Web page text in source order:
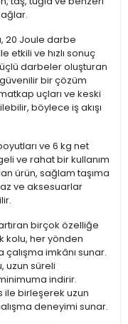
20 Joule darbe
etkili ve hızlı sonuç
darbeler oluşturan
bir çözüm
uçları ve keski
böylece iş akışı
ve 6 kg net
ve rahat bir kullanım
ürün, sağlam taşıma
ve aksesuarlar
birçok özelliğe
kolu, her yönden
çalışma imkânı sunar.
uzun süreli
indirir.
ile birleşerek uzun
deneyimi sunar.